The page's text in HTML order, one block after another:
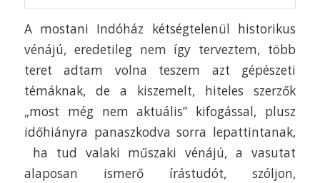
A mostani Indóház kétségtelenül historikus
vénájú, eredetileg nem így terveztem, több
teret adtam volna teszem azt gépészeti
témáknak, de a kiszemelt, hiteles szerzők
„most még nem aktuális” kifogással, plusz
időhiányra panaszkodva sorra lepattintanak,
ha tud valaki műszaki vénájú, a vasutat
alaposan ismerő írástudót, szóljon,